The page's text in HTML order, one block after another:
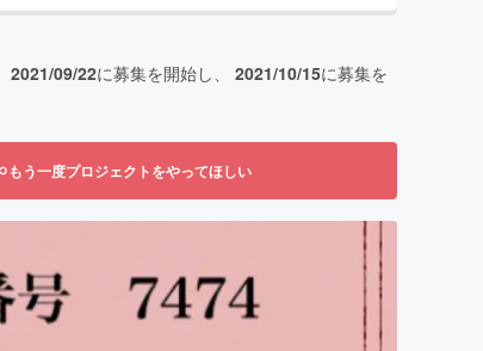
2021/09/22に募集を開始し、 2021/10/15に募集を
もう一度プロジェクトをやってほしい